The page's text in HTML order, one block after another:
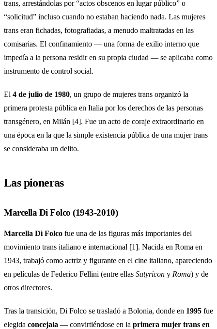
trans, arrestándolas por “actos obscenos en lugar público” o
“solicitud” incluso cuando no estaban haciendo nada. Las mujeres
trans eran fichadas, fotografiadas, a menudo maltratadas en las
comisarías. El confinamiento — una forma de exilio interno que
impedía a la persona residir en su propia ciudad — se aplicaba como
instrumento de control social.
El 4 de julio de 1980, un grupo de mujeres trans organizó la
primera protesta pública en Italia por los derechos de las personas
transgénero, en Milán [4]. Fue un acto de coraje extraordinario en
una época en la que la simple existencia pública de una mujer trans
se consideraba un delito.
Las pioneras
Marcella Di Folco (1943-2010)
Marcella Di Folco fue una de las figuras más importantes del
movimiento trans italiano e internacional [1]. Nacida en Roma en
1943, trabajó como actriz y figurante en el cine italiano, apareciendo
en películas de Federico Fellini (entre ellas Satyricon y Roma) y de
otros directores.
Tras la transición, Di Folco se trasladó a Bolonia, donde en 1995 fue
elegida concejala — convirtiéndose en la primera mujer trans en